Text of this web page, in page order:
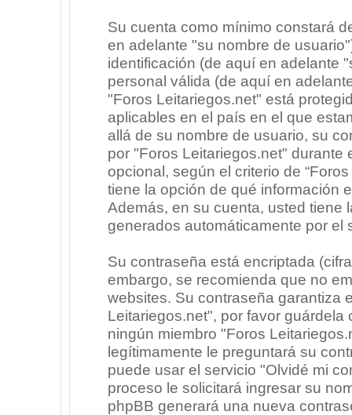
Su cuenta como mínimo constará
en adelante "su nombre de
identificación (de aquí en adelante
personal válida (de aquí en
"Foros Leitariegos.net" está
aplicables en el país en el que
allá de su nombre de usuario, su
por "Foros Leitariegos.net" durante
opcional, según el criterio de
tiene la opción de qué información
Además, en su cuenta, usted tiene
generados automáticamente por el
Su contraseña está encriptada
embargo, se recomienda que no
websites. Su contraseña garantiza
Leitariegos.net", por favor
ningún miembro "Foros
legítimamente le preguntará su
puede usar el servicio "Olvidé mi
proceso le solicitará ingresar su
phpBB generará una nueva